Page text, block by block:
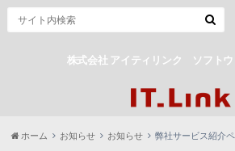
株式会社 アイティリンク ソフトウ
ホーム お知らせ お知らせ 弊社サービス紹介